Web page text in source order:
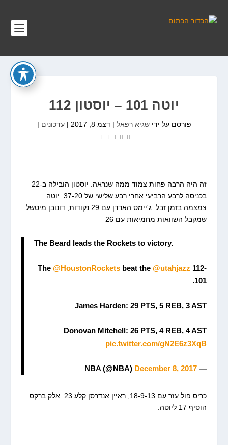
יוטה 101 – יוסטון 112
פורסם על ידישגיא רפאל |דצמ 8, 2017 |עדכונים |
זה היה הרבה פחות צמוד ממה שנראה. יוסטון הובילה ב-22
בכניסה לרבע הרביעי אחרי רבע שלישי של 37-20. יוטה
צמצמה בזמן זבל. ג'יימס הארדן עם 29 נקודות, דונובן מיטשל
שמקבל השוואות מחמיאות עם 26
The Beard leads the Rockets to victory.
The @HoustonRocketsbeat the @utahjazz 112-
101.
James Harden: 29 PTS, 5 REB, 3 AST
Donovan Mitchell: 26 PTS, 4 REB, 4 AST
pic.twitter.com/gN2E6z3XqB
— NBA (@NBA)
December 8, 2017
כריס פול עזר עם 18-9-13, ראיין אנדרסן קלע 23. אלק ברקס
הוסיף 17 ליוטה.